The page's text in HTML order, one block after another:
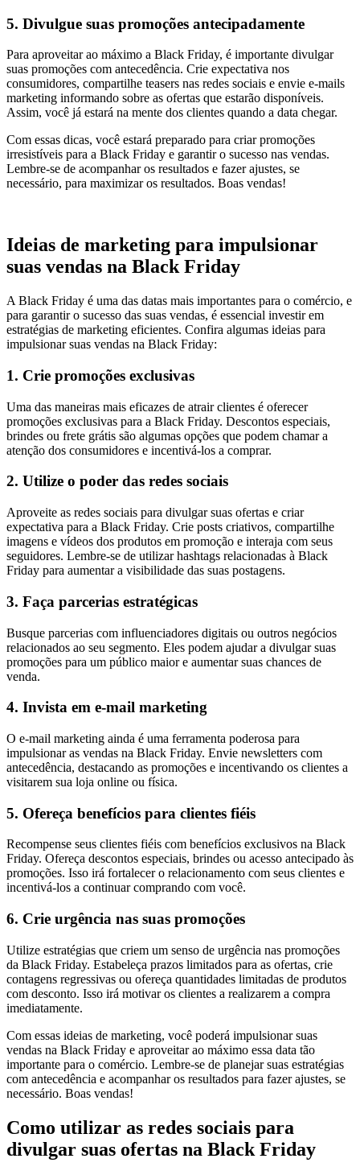
5. Divulgue suas promoções antecipadamente
Para aproveitar ao máximo a Black Friday, é importante divulgar
suas promoções com antecedência. Crie expectativa nos
consumidores, compartilhe teasers nas redes sociais e envie e-mails
marketing informando sobre as ofertas que estarão disponíveis.
Assim, você já estará na mente dos clientes quando a data chegar.
Com essas dicas, você estará preparado para criar promoções
irresistíveis para a Black Friday e garantir o sucesso nas vendas.
Lembre-se de acompanhar os resultados e fazer ajustes, se
necessário, para maximizar os resultados. Boas vendas!
Ideias de marketing para impulsionar
suas vendas na Black Friday
A Black Friday é uma das datas mais importantes para o comércio, e
para garantir o sucesso das suas vendas, é essencial investir em
estratégias de marketing eficientes. Confira algumas ideias para
impulsionar suas vendas na Black Friday:
1. Crie promoções exclusivas
Uma das maneiras mais eficazes de atrair clientes é oferecer
promoções exclusivas para a Black Friday. Descontos especiais,
brindes ou frete grátis são algumas opções que podem chamar a
atenção dos consumidores e incentivá-los a comprar.
2. Utilize o poder das redes sociais
Aproveite as redes sociais para divulgar suas ofertas e criar
expectativa para a Black Friday. Crie posts criativos, compartilhe
imagens e vídeos dos produtos em promoção e interaja com seus
seguidores. Lembre-se de utilizar hashtags relacionadas à Black
Friday para aumentar a visibilidade das suas postagens.
3. Faça parcerias estratégicas
Busque parcerias com influenciadores digitais ou outros negócios
relacionados ao seu segmento. Eles podem ajudar a divulgar suas
promoções para um público maior e aumentar suas chances de
venda.
4. Invista em e-mail marketing
O e-mail marketing ainda é uma ferramenta poderosa para
impulsionar as vendas na Black Friday. Envie newsletters com
antecedência, destacando as promoções e incentivando os clientes a
visitarem sua loja online ou física.
5. Ofereça benefícios para clientes fiéis
Recompense seus clientes fiéis com benefícios exclusivos na Black
Friday. Ofereça descontos especiais, brindes ou acesso antecipado às
promoções. Isso irá fortalecer o relacionamento com seus clientes e
incentivá-los a continuar comprando com você.
6. Crie urgência nas suas promoções
Utilize estratégias que criem um senso de urgência nas promoções
da Black Friday. Estabeleça prazos limitados para as ofertas, crie
contagens regressivas ou ofereça quantidades limitadas de produtos
com desconto. Isso irá motivar os clientes a realizarem a compra
imediatamente.
Com essas ideias de marketing, você poderá impulsionar suas
vendas na Black Friday e aproveitar ao máximo essa data tão
importante para o comércio. Lembre-se de planejar suas estratégias
com antecedência e acompanhar os resultados para fazer ajustes, se
necessário. Boas vendas!
Como utilizar as redes sociais para
divulgar suas ofertas na Black Friday